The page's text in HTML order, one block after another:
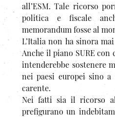
all’ESM. Tale ricorso
politica e fiscale
memorandum fosse al
L’Italia non ha sinora
Anche il piano SURE con
intenderebbe sostenere
nei paesi europei sino
carente.
Nei fatti sia il ricorso
prefigurano un